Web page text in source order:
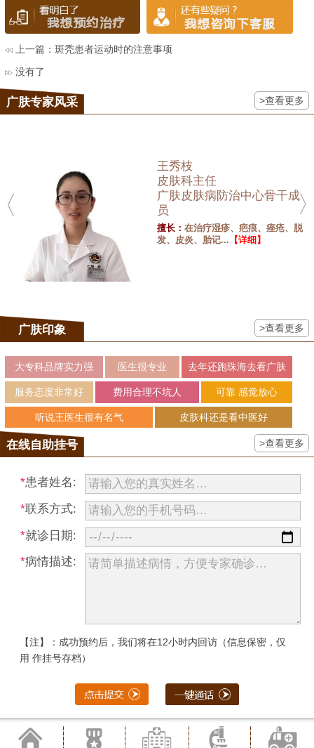
上一篇：斑秃患者运动时的注意事项
没有了
广肤专家风采 >查看更多
王秀枝
皮肤科主任
广肤皮肤病防治中心骨干成
员
擅长：在治疗湿疹、疤痕、痤疮、脱
发、皮炎、胎记... 【详细】
广肤印象 >查看更多
大专科品牌实力强 医生很专业 去年还跑珠海去看广肤
服务态度非常好 费用合理不坑人 可靠 感觉放心
听说王医生很有名气 皮肤科还是看中医好
在线自助挂号 >查看更多
*患者姓名:
*联系方式:
*就诊日期:
*病情描述:
【注】：成功预约后，我们将在12小时内回访（信息保密，仅
用 作挂号存档）